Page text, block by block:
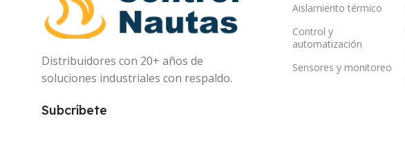
Distribuidores con 20+ años de
soluciones industriales con respaldo.
Subcríbete
Aislamiento térmico
Control y
automatización
Sensores y monitoreo